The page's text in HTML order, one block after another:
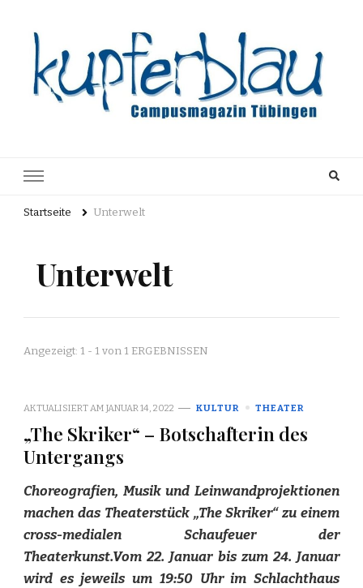
Archiv
Startseite Unterwelt
Unterwelt
Angezeigt: 1 - 1 von 1 ERGEBNISSEN
AKTUALISIERT AM JANUAR 14, 2022 KULTUR THEATER
„The Skriker“ – Botschafterin des
Untergangs
Choreografien, Musik und Leinwandprojektionen
machen das Theaterstück „The Skriker“ zu einem
cross-medialen Schaufeuer der
Theaterkunst.Vom 22. Januar bis zum 24. Januar
wird es jeweils um 19:50 Uhr im Schlachthaus